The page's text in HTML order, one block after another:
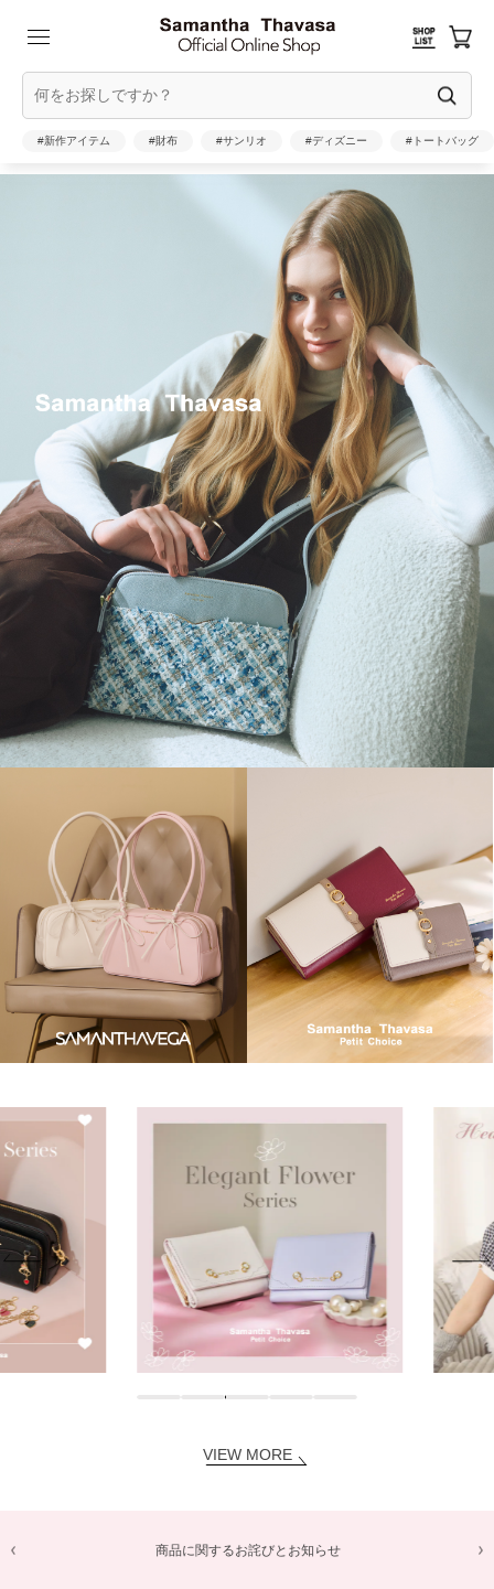
#新作アイテム #財布 #サンリオ #ディズニー #トートバッグ
VIEW MORE
商品に関するお詫びとお知らせ